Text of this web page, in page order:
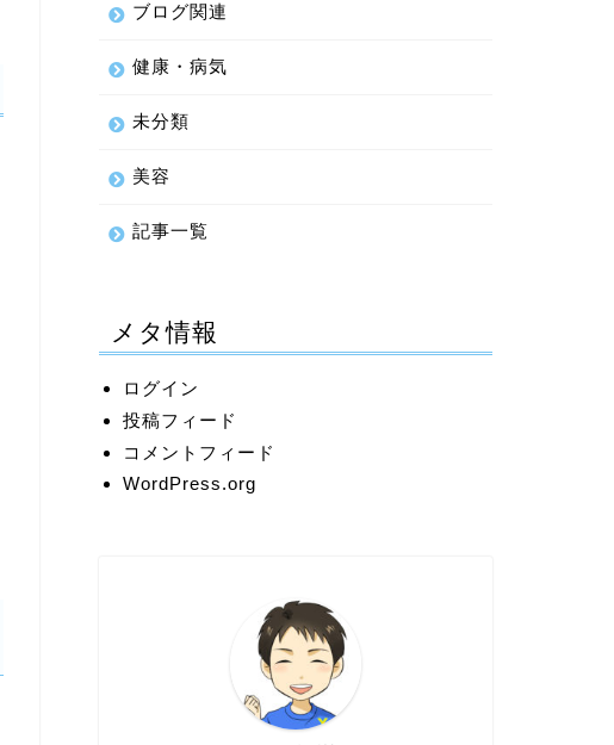
ブログ関連
健康・病気
未分類
美容
記事一覧
メタ情報
ログイン
投稿フィード
コメントフィード
WordPress.org